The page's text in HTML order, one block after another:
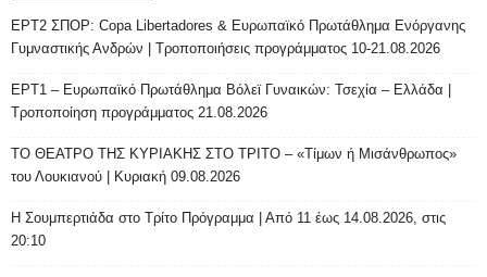
ΕΡΤ2 ΣΠΟΡ: Copa Libertadores & Ευρωπαϊκό Πρωτάθλημα Ενόργανης
Γυμναστικής Ανδρών | Τροποποιήσεις προγράμματος 10-21.08.2026
ΕΡΤ1 – Ευρωπαϊκό Πρωτάθλημα Βόλεϊ Γυναικών: Τσεχία – Ελλάδα |
Τροποποίηση προγράμματος 21.08.2026
ΤΟ ΘΕΑΤΡΟ ΤΗΣ ΚΥΡΙΑΚΗΣ ΣΤΟ ΤΡΙΤΟ – «Τίμων ή Μισάνθρωπος»
του Λουκιανού | Κυριακή 09.08.2026
H Σουμπερτιάδα στο Τρίτο Πρόγραμμα | Από 11 έως 14.08.2026, στις
20:10